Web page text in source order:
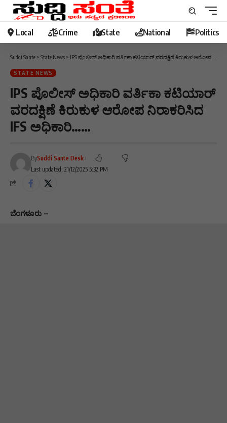
Local Crime State National Politics
Suddi Sante > State News > IPS ಪೊಲೀಸ್ ಅಧಿಕಾರಿ ವರ್ತಿಕಾ ಕಟಿಯಾರ್ ವರದಕ್ಷಿಣೆ ಕಿರುಕುಳ ಆರೋಪ ನಿರಾಕರಿಸಿದ IFS ಅಧಿಕಾರಿ……
STATE NEWS
IPS ಪೊಲೀಸ್ ಅಧಿಕಾರಿ ವರ್ತಿಕಾ ಕಟಿಯಾರ್
ವರದಕ್ಷಿಣೆ ಕಿರುಕುಳ ಆರೋಪ ನಿರಾಕರಿಸಿದ
IFS ಅಧಿಕಾರಿ……
Last updated: 21/12/2025 5:32 PM
BySuddi Sante Desk
ಬೆಂಗಳೂರು‌ –